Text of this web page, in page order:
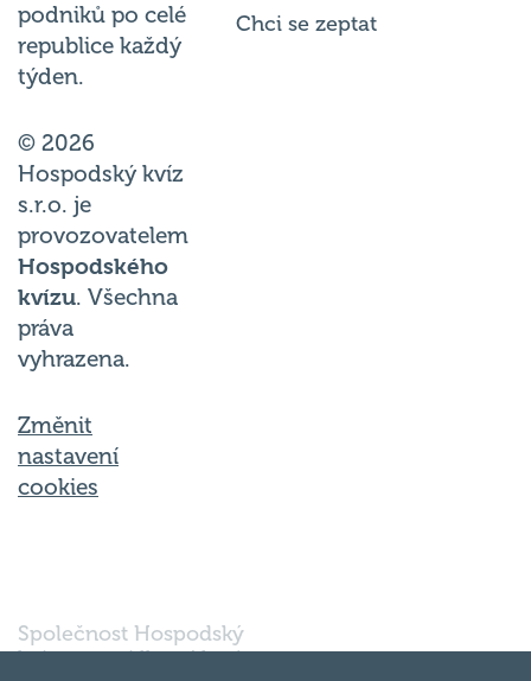
podniků po celé
republice každý
týden.
© 2026
Hospodský kvíz
s.r.o. je
provozovatelem
Hospodského
kvízu. Všechna
práva
vyhrazena.
Změnit
nastavení
cookies
Chci se zeptat
Společnost Hospodský
kvíz s.r.o., sídlem Nové